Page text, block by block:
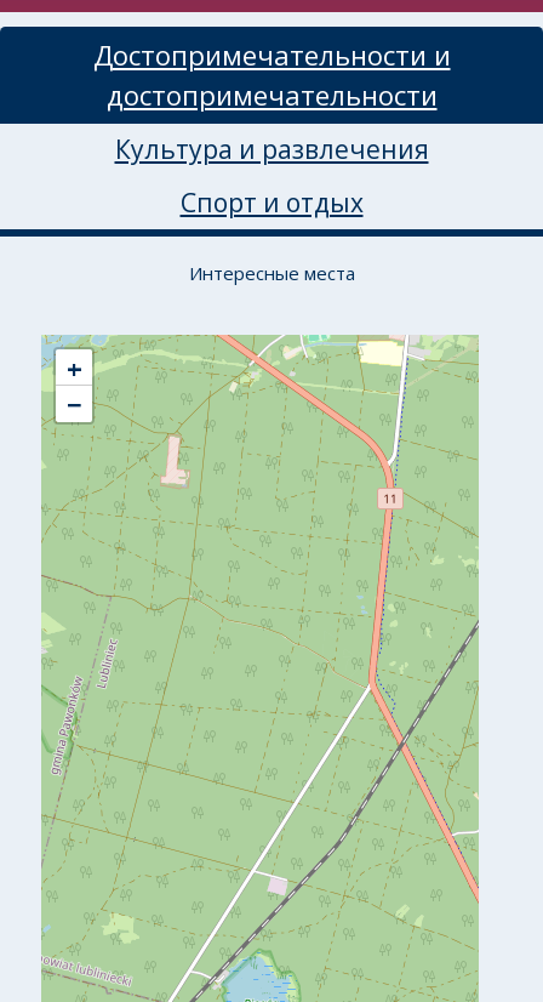
Достопримечательности и
достопримечательности
Культура и развлечения
Спорт и отдых
Интересные места
+
−